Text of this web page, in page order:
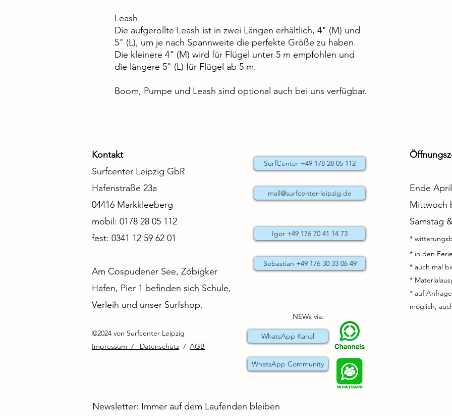
Leash
Die aufgerollte Leash ist in zwei Längen erhältlich, 4" (M) und
5" (L), um je nach Spannweite die perfekte Größe zu haben.
Die kleinere 4" (M) wird für Flügel unter 5 m empfohlen und
die längere 5" (L) für Flügel ab 5 m.
Boom, Pumpe und Leash sind optional auch bei uns verfügbar.
Kontakt
Surfcenter Leipzig GbR
Hafenstraße 23a
04416 Markkleeberg
mobil: 0178 28 05 112
fest: 0341 12 59 62 01
Am Cospudener See, Zöbigker
Hafen, Pier 1 befinden sich Schule,
Verleih und unser Surfshop.
©2024 von Surfcenter Leipzig
Impressum / Datenschutz / AGB
SurfCenter +49 178 28 05 112
mail@surfcenter-leipzig.de
Igor +49 176 70 41 14 73
Sebastian +49 176 30 33 06 49
NEWs via:
WhatsApp Kanal
WhatsApp Community
Ende
Mittwoch
Samstag
*
* in den
* auch mal
*
* auf
möglich,
Newsletter: Immer auf dem Laufenden bleiben